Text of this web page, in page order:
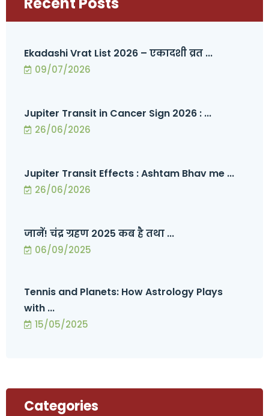
Ekadashi Vrat List 2026 – एकादशी व्रत ...
09/07/2026
Jupiter Transit in Cancer Sign 2026 : ...
26/06/2026
Jupiter Transit Effects : Ashtam Bhav me ...
26/06/2026
जानें! चंद्र ग्रहण 2025 कब है तथा ...
06/09/2025
Tennis and Planets: How Astrology Plays
with ...
15/05/2025
Categories